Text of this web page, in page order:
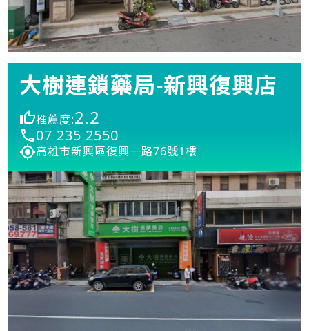
大樹連鎖藥局-新興復興店
推薦度:2.2
07 235 2550
高雄市新興區復興一路76號1樓